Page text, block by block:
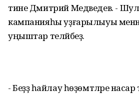
тине Дмитрий Медведев. -
кампанияһы уҙғарылыуы
уңыштар теләйбеҙ.
- Беҙҙә һайлау һѳҙѳмтәләре насар